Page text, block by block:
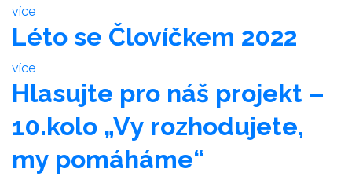
více
Léto se Človíčkem 2022
více
Hlasujte pro náš projekt –
10.kolo „Vy rozhodujete,
my pomáháme“